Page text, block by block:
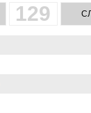
129